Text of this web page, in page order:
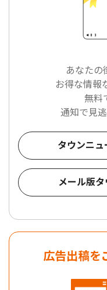
あなたの
お得な情報
無料
通知で見
タウンニ
メール版
広告出稿を